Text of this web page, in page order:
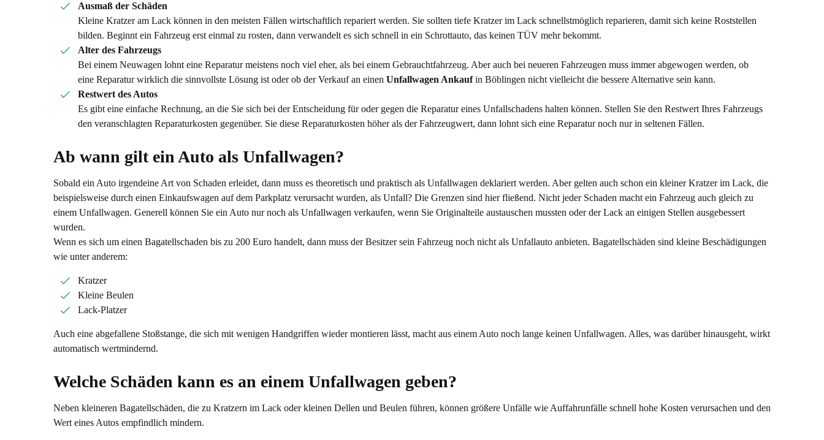
Ausmaß der Schäden
Kleine Kratzer am Lack können in den meisten Fällen wirtschaftlich repariert werden. Sie sollten tiefe Kratzer im Lack schnellstmöglich reparieren, damit sich keine Roststellen
bilden. Beginnt ein Fahrzeug erst einmal zu rosten, dann verwandelt es sich schnell in ein Schrottauto, das keinen TÜV mehr bekommt.
Alter des Fahrzeugs
Bei einem Neuwagen lohnt eine Reparatur meistens noch viel eher, als bei einem Gebrauchtfahrzeug. Aber auch bei neueren Fahrzeugen muss immer abgewogen werden, ob
eine Reparatur wirklich die sinnvollste Lösung ist oder ob der Verkauf an einen Unfallwagen Ankaufin Böblingen nicht vielleicht die bessere Alternative sein kann.
Restwert des Autos
Es gibt eine einfache Rechnung, an die Sie sich bei der Entscheidung für oder gegen die Reparatur eines Unfallschadens halten können. Stellen Sie den Restwert Ihres Fahrzeugs
den veranschlagten Reparaturkosten gegenüber. Sie diese Reparaturkosten höher als der Fahrzeugwert, dann lohnt sich eine Reparatur noch nur in seltenen Fällen.
Ab wann gilt ein Auto als Unfallwagen?
Sobald ein Auto irgendeine Art von Schaden erleidet, dann muss es theoretisch und praktisch als Unfallwagen deklariert werden. Aber gelten auch schon ein kleiner Kratzer im Lack, die
beispielsweise durch einen Einkaufswagen auf dem Parkplatz verursacht wurden, als Unfall? Die Grenzen sind hier fließend. Nicht jeder Schaden macht ein Fahrzeug auch gleich zu
einem Unfallwagen. Generell können Sie ein Auto nur noch als Unfallwagen verkaufen, wenn Sie Originalteile austauschen mussten oder der Lack an einigen Stellen ausgebessert
wurden.
Wenn es sich um einen Bagatellschaden bis zu 200 Euro handelt, dann muss der Besitzer sein Fahrzeug noch nicht als Unfallauto anbieten. Bagatellschäden sind kleine Beschädigungen
wie unter anderem:
Kratzer
Kleine Beulen
Lack-Platzer
Auch eine abgefallene Stoßstange, die sich mit wenigen Handgriffen wieder montieren lässt, macht aus einem Auto noch lange keinen Unfallwagen. Alles, was darüber hinausgeht, wirkt
automatisch wertmindernd.
Welche Schäden kann es an einem Unfallwagen geben?
Neben kleineren Bagatellschäden, die zu Kratzern im Lack oder kleinen Dellen und Beulen führen, können größere Unfälle wie Auffahrunfälle schnell hohe Kosten verursachen und den
Wert eines Autos empfindlich mindern.